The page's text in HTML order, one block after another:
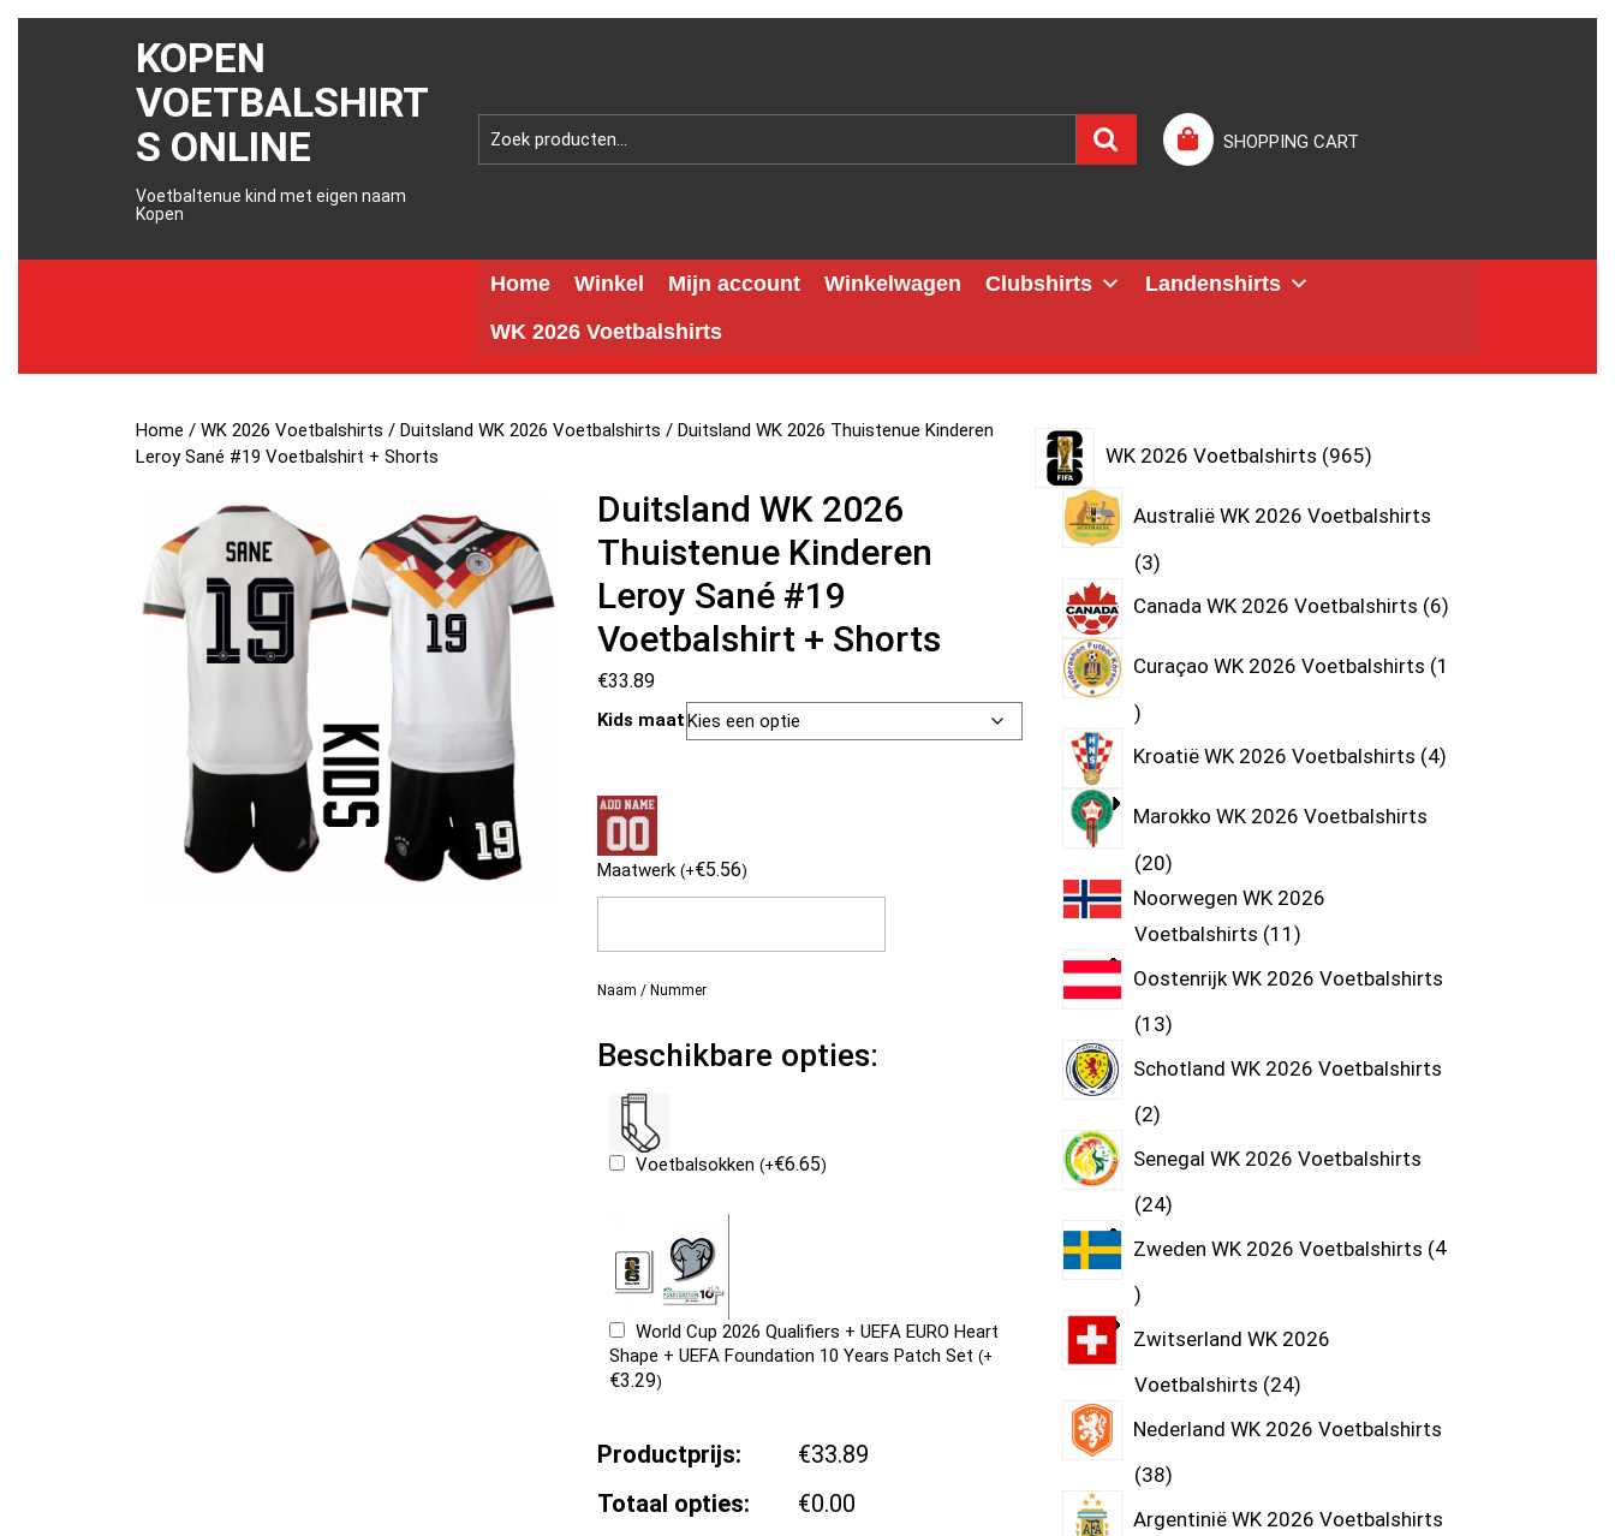
KOPEN
VOETBALSHIRT
S ONLINE
Voetbaltenue kind met eigen naam
Kopen
SHOPPING CART
Home Winkel Mijn account Winkelwagen Clubshirts
Landenshirts
WK 2026 Voetbalshirts
Home /WK 2026 Voetbalshirts /Duitsland WK 2026 Voetbalshirts / Duitsland WK 2026 Thuistenue Kinderen
Leroy Sané #19 Voetbalshirt + Shorts
Duitsland WK 2026
Thuistenue Kinderen
Leroy Sané #19
Voetbalshirt + Shorts
€33.89
Kids maat
Maatwerk (+€5.56)
Naam / Nummer
Beschikbare opties:
Voetbalsokken (+€6.65)
World Cup 2026 Qualifiers + UEFA EURO Heart
Shape + UEFA Foundation 10 Years Patch Set (+
€3.29)
Productprijs:
€33.89
Totaal opties:
€0.00
WK 2026 Voetbalshirts 965
Australië WK 2026 Voetbalshirts
3
Canada WK 2026 Voetbalshirts 6
Curaçao WK 2026 Voetbalshirts 1
Kroatië WK 2026 Voetbalshirts 4
Marokko WK 2026 Voetbalshirts
20
Noorwegen WK 2026
Voetbalshirts 11
Oostenrijk WK 2026 Voetbalshirts
13
Schotland WK 2026 Voetbalshirts
2
Senegal WK 2026 Voetbalshirts
24
Zweden WK 2026 Voetbalshirts 4
Zwitserland WK 2026
Voetbalshirts 24
Nederland WK 2026 Voetbalshirts
38
Argentinië WK 2026 Voetbalshirts